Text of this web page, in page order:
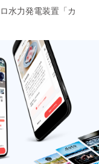
水力発電装置「カ